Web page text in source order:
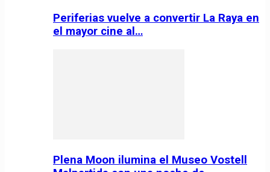
Periferias vuelve a convertir La Raya en
el mayor cine al…
Plena Moon ilumina el Museo Vostell